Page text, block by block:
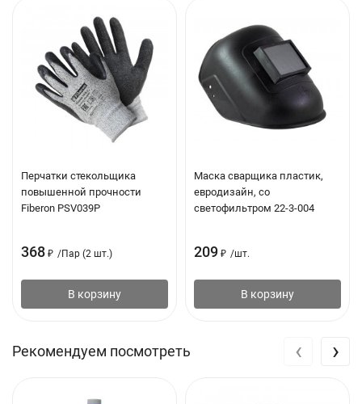
Перчатки стекольщика
повышенной прочности
Fiberon PSV039P
368 ₽ /Пар (2 шт.)
В корзину
Маска сварщика пластик,
евродизайн, со
светофильтром 22-3-004
209 ₽ /шт.
В корзину
Рекомендуем посмотреть ‹ ›